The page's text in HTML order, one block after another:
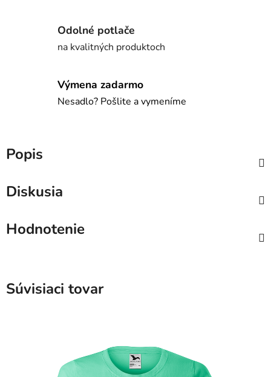
Odolné potlače
na kvalitných produktoch
Výmena zadarmo
Nesadlo? Pošlite a vymeníme
Popis
Diskusia
Hodnotenie
Súvisiaci tovar